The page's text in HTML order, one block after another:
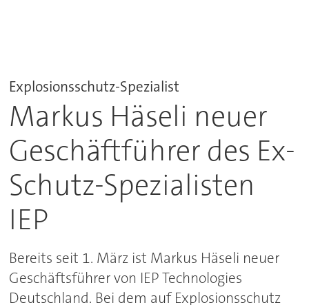
Explosionsschutz-Spezialist
Markus Häseli neuer
Geschäftführer des Ex-
Schutz-Spezialisten
IEP
Bereits seit 1. März ist Markus Häseli neuer
Geschäftsführer von IEP Technologies
Deutschland. Bei dem auf Explosionsschutz